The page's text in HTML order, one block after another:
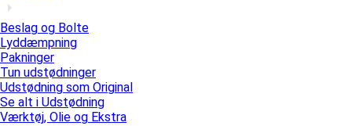
Beslag og Bolte
Lyddæmpning
Pakninger
Tun udstødninger
Udstødning som Original
Se alt i Udstødning
Værktøj, Olie og Ekstra